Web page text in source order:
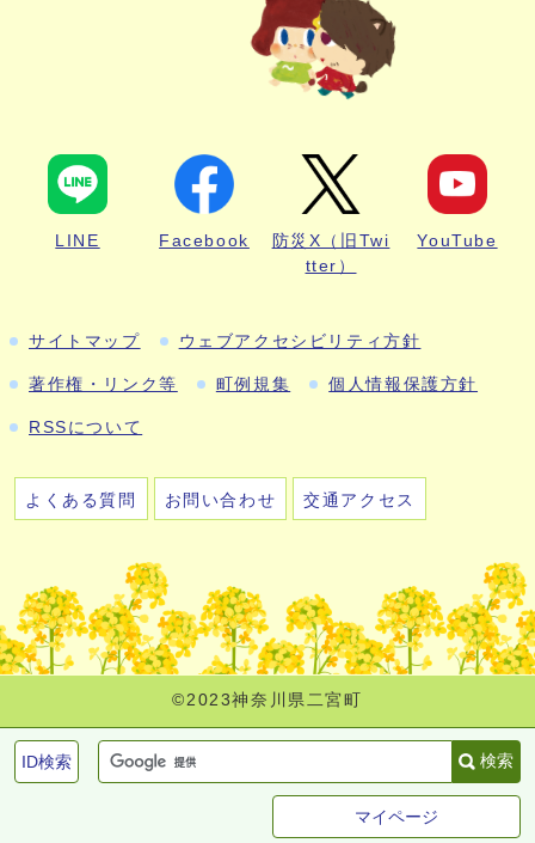
ID検索 検索
マイページ
LINE Facebook
防災X（旧Twi
tter）
YouTube
サイトマップ ウェブアクセシビリティ方針
著作権・リンク等 町例規集 個人情報保護方針
RSSについて
よくある質問 お問い合わせ 交通アクセス
©2023神奈川県二宮町